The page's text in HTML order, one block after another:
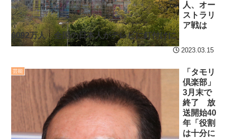
人、オー
ストラリ
ア戦は
6092万人 全国の日本人がテレビに釘付けに
2023.03.15
芸能
「タモリ
倶楽部」
3月末で
終了 放
送開始40
年「役割
は十分に